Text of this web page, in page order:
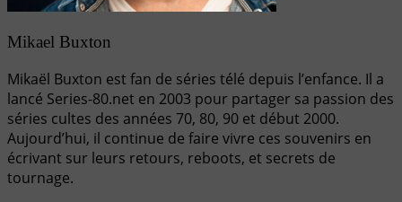
Mikael Buxton
Mikaël Buxton est fan de séries télé depuis l’enfance. Il a
lancé Series-80.net en 2003 pour partager sa passion des
séries cultes des années 70, 80, 90 et début 2000.
Aujourd’hui, il continue de faire vivre ces souvenirs en
écrivant sur leurs retours, reboots, et secrets de
tournage.